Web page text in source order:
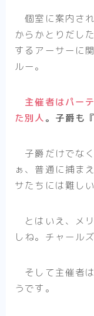
個室に案内さ
からかとりだし
するアーサーに
ルー。
主催者はパー
た別人。子爵も
子爵だけでな
ぁ、普通に捕ま
サたちには難し
とはいえ、メ
しね。チャール
そして主催者
うです。